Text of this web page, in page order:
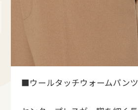
■ウールタッチウォームパンツ